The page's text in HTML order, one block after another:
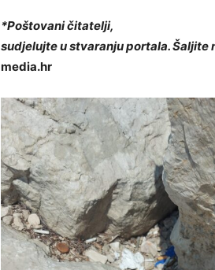
*Poštovani čitatelji,
sudjelujte u stvaranju portala. Šaljite
media.hr